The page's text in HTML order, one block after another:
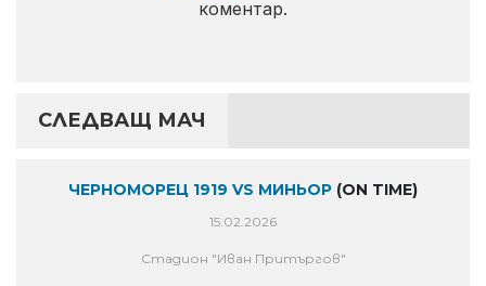
коментар.
СЛЕДВАЩ МАЧ
ЧЕРНОМОРЕЦ 1919 VS МИНЬОР (ON TIME)
15.02.2026
Стадион "Иван Притъргов"